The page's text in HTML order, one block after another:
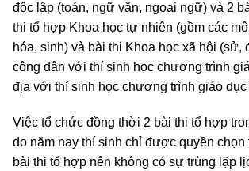
độc lập (toán, ngữ văn, ngoại ngữ) và 2
thi tổ hợp Khoa học tự nhiên (gồm các
hóa, sinh) và bài thi Khoa học xã hội (sử,
công dân với thí sinh học chương trình
địa với thí sinh học chương trình giáo
Việc tổ chức đồng thời 2 bài thi tổ hợp
do năm nay thí sinh chỉ được quyền chọn
bài thi tổ hợp nên không có sự trùng lặp